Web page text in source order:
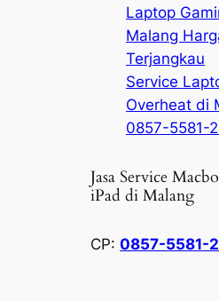
Laptop
Malang
Terjangkau
Service
Overheat di
0857-5581-
Jasa Service
iPad di Malang
CP:0857-5581-